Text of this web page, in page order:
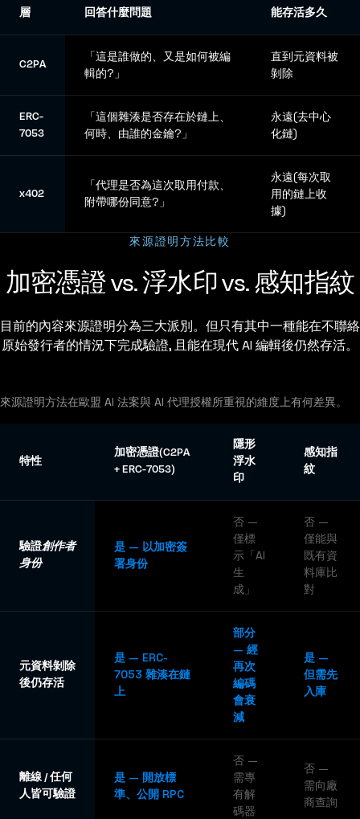
層 回答什麼問題 能存活多久
C2PA
「這是誰做的、又是如何被編
輯的?」
直到元資料被
剝除
ERC-
7053
「這個雜湊是否存在於鏈上、
何時、由誰的金鑰?」
永遠(去中心
化鏈)
x402
「代理是否為這次取用付款、
附帶哪份同意?」
永遠(每次取
用的鏈上收
據)
來源證明方法比較
加密憑證 vs. 浮水印 vs. 感知指紋
目前的內容來源證明分為三大派別。但只有其中一種能在不聯絡
原始發行者的情況下完成驗證, 且能在現代 AI 編輯後仍然存活。
來源證明方法在歐盟 AI 法案與 AI 代理授權所重視的維度上有何差異。
特性
加密憑證(C2PA
+ ERC-7053)
隱形
浮水
印
感知指
紋
驗證創作者
身份
是 — 以加密簽
署身份
否 —
僅標
示「AI
生
成」
否 —
僅能與
既有資
料庫比
對
元資料剝除
後仍存活
是 — ERC-
7053 雜湊在鏈
上
部分
— 經
再次
編碼
會衰
減
是 —
但需先
入庫
離線 / 任何
人皆可驗證
是 — 開放標
準、公開 RPC
否 —
需專
有解
碼器
否 —
需向廠
商查詢